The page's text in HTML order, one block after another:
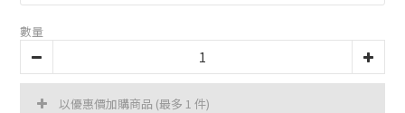
數量
以優惠價加購商品 (最多 1 件)